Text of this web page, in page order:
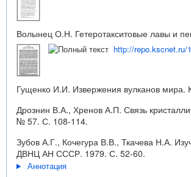
Волынец О.Н. Гетеротакситовые лавы и
http://repo.kscnet.ru/
Гущенко И.И. Извержения вулканов мира.
Дрознин В.А., Хренов А.П. Связь
№ 57. С. 108-114.
Зубов А.Г., Кочегура В.В., Ткачева Н.А.
ДВНЦ АН СССР. 1979. С. 52-60.
Аннотация